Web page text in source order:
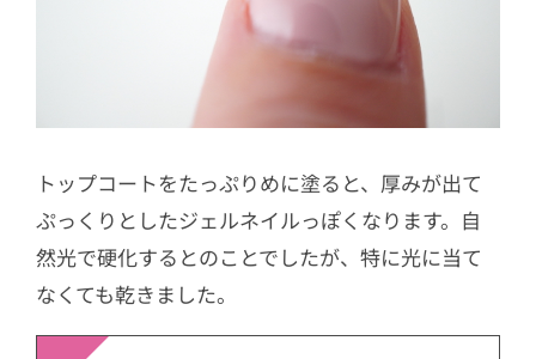
トップコートをたっぷりめに塗ると、厚みが出て
ぷっくりとしたジェルネイルっぽくなります。自
然光で硬化するとのことでしたが、特に光に当て
なくても乾きました。